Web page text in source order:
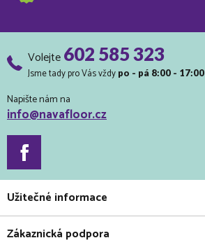
Volejte602 585 323
Jsme tady pro Vás vždy po - pá 8:00 - 17:00
Napište nám na
info@navafloor.cz
Užitečné informace
Zákaznická podpora